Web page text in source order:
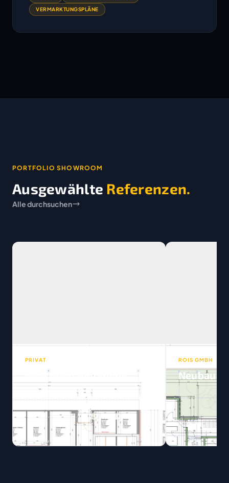
VERMARKTUNGSPLÄNE
PORTFOLIO SHOWROOM
Ausgewählte Referenzen.
Alle durchsuchen
PRIVAT
MFH Neubauplanung
ROIS GMBH
Neubau